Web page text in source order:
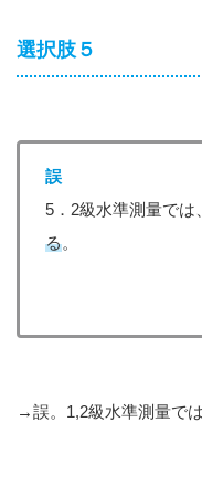
選択肢５
誤
5．2級水準測量では
る。
→誤。1,2級水準測量で